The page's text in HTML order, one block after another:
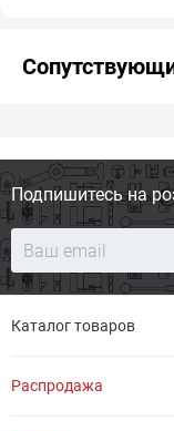
Подпишитесь на
Каталог товаров
Распродажа